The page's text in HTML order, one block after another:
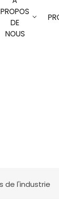
PROPOS
DE
NOUS
de l'industrie